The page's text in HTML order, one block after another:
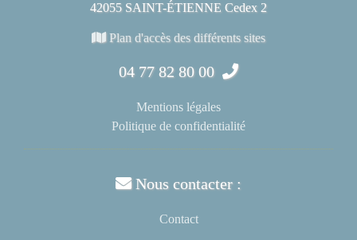
42055 SAINT-ÉTIENNE Cedex 2
Plan d'accès des différents sites
04 77 82 80 00
Mentions légales
Politique de confidentialité
Nous contacter :
Contact